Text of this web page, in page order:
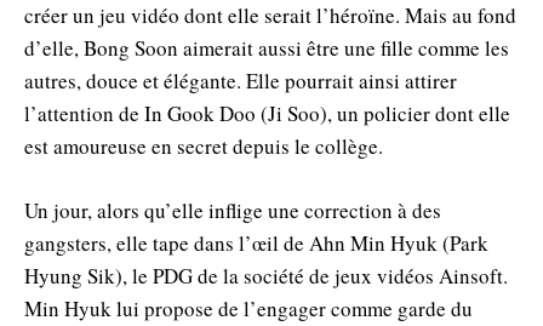
créer un jeu vidéo dont elle serait l’héroïne. Mais au fond
d’elle, Bong Soon aimerait aussi être une fille comme les
autres, douce et élégante. Elle pourrait ainsi attirer
l’attention de In Gook Doo (Ji Soo), un policier dont elle
est amoureuse en secret depuis le collège.
Un jour, alors qu’elle inflige une correction à des
gangsters, elle tape dans l’œil de Ahn Min Hyuk (Park
Hyung Sik), le PDG de la société de jeux vidéos Ainsoft.
Min Hyuk lui propose de l’engager comme garde du